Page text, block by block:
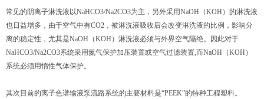
常见的阴离子淋洗液以NaHCO3/Na2CO3为主，另外采用NaOH（KOH）的淋洗液
也日益增多，由于空气中有CO2，被淋洗液吸收后会改变淋洗液的比例，影响分
离的稳定性，尤其是NaOH（KOH）淋洗液必须与外界空气隔绝。因此对于
NaHCO3/Na2CO3系统采用氮气保护加压装置或空气过滤装置,而NaOH（KOH）
系统必须用惰性气体保护。
其次目前的离子色谱输液泵流路系统的主要材料是“PEEK”的特种工程塑料。